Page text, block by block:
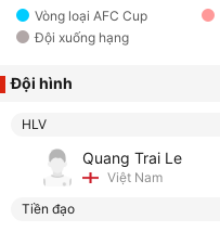
Vòng loại AFC Cup
Đội xuống hạng
Đội hình
HLV
Quang Trai Le
Việt Nam
Tiền đạo